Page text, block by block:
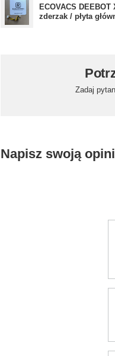
ECOVACS
zderzak / płyta
Zadaj
Napisz swoją